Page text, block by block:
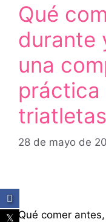
Qué
durante
una
práctica
triatletas
28 de mayo de
Qué comer